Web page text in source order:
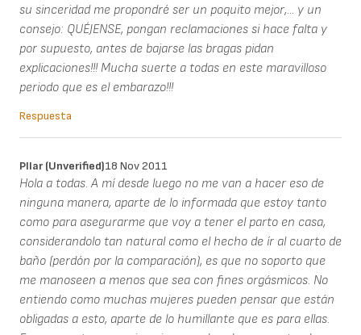
su sinceridad me propondré ser un poquito mejor,... y un
consejo: QUÉJENSE, pongan reclamaciones si hace falta y
por supuesto, antes de bajarse las bragas pidan
explicaciones!!! Mucha suerte a todas en este maravilloso
periodo que es el embarazo!!!
Respuesta
PIlar (unverified)18 Nov 2011
Hola a todas. A mí desde luego no me van a hacer eso de
ninguna manera, aparte de lo informada que estoy tanto
como para asegurarme que voy a tener el parto en casa,
considerandolo tan natural como el hecho de ír al cuarto de
baño (perdón por la comparación), es que no soporto que
me manoseen a menos que sea con fines orgásmicos. No
entiendo como muchas mujeres pueden pensar que están
obligadas a esto, aparte de lo humillante que es para ellas.